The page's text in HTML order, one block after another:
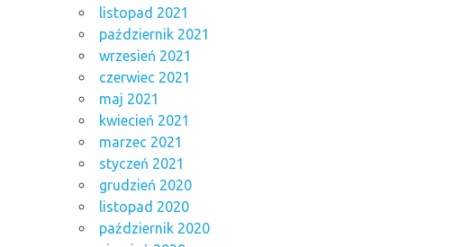
listopad 2021
październik 2021
wrzesień 2021
czerwiec 2021
maj 2021
kwiecień 2021
marzec 2021
styczeń 2021
grudzień 2020
listopad 2020
październik 2020